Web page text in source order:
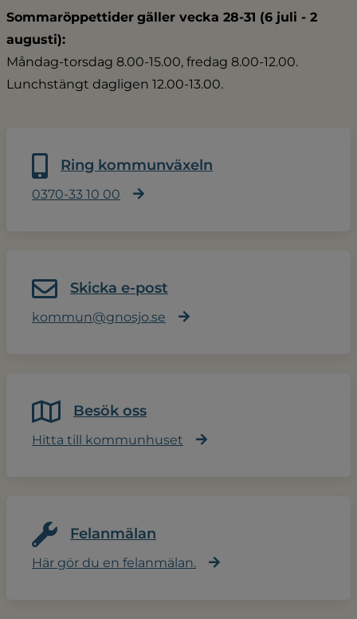
Sommaröppettider gäller vecka 28-31 (6 juli - 2
augusti):
Måndag-torsdag 8.00-15.00, fredag 8.00-12.00.
Lunchstängt dagligen 12.00-13.00.
Ring kommunväxeln
0370-33 10 00
Skicka e-post
kommun@gnosjo.se
Besök oss
Hitta till kommunhuset
Felanmälan
Här gör du en felanmälan.